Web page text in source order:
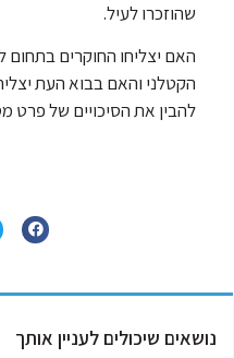
שהוזכרו לעיל.
האם יצליחו החוקרים בתחום
הקטלני והאם בבוא העת
להבין את הסיכויים של פרט
נושאים שיכולים לעניין אותך